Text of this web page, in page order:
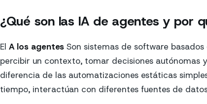
¿Qué son las IA de agentes y por
El A los agentes Son sistemas de software
percibir un contexto, tomar decisiones autónomas
diferencia de las automatizaciones estáticas
tiempo, interactúan con diferentes fuentes de